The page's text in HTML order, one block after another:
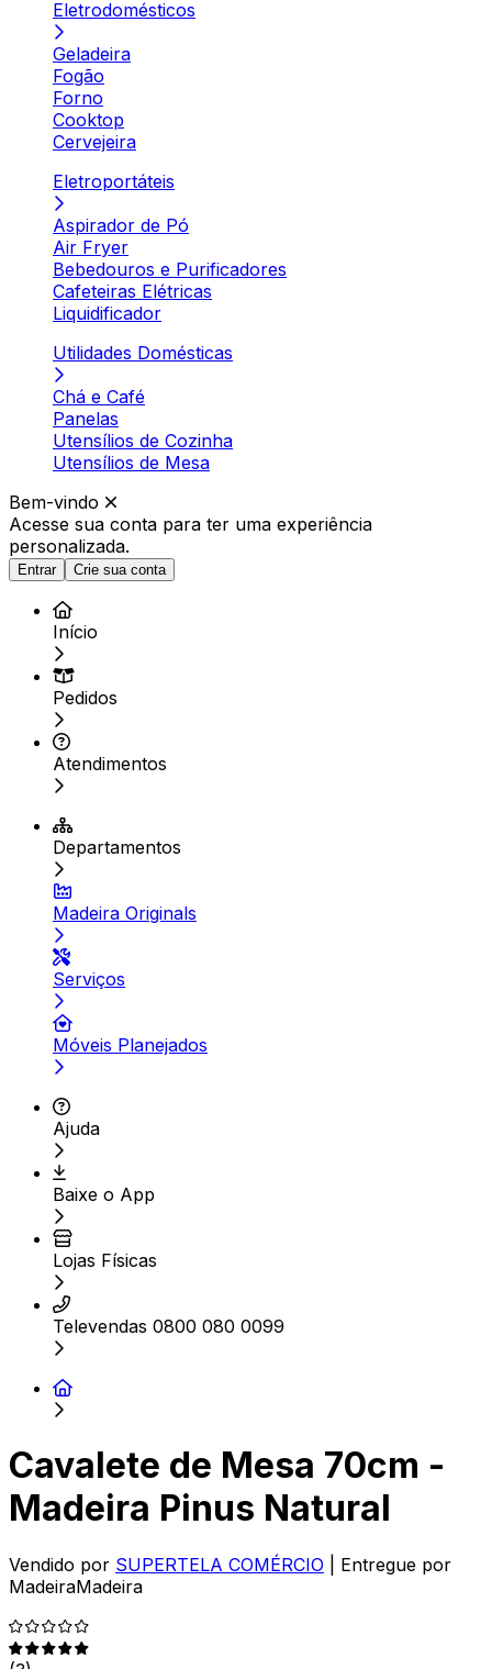
Eletrodomésticos
Geladeira
Fogão
Forno
Cooktop
Cervejeira
Eletroportáteis
Aspirador de Pó
Air Fryer
Bebedouros e Purificadores
Cafeteiras Elétricas
Liquidificador
Utilidades Domésticas
Chá e Café
Panelas
Utensílios de Cozinha
Utensílios de Mesa
Bem-vindo
Acesse sua conta para ter uma experiência
personalizada.
Entrar Crie sua conta
Início
Pedidos
Atendimentos
Departamentos
Madeira Originals
Serviços
Móveis Planejados
Ajuda
Baixe o App
Lojas Físicas
Televendas 0800 080 0099
Cavalete de Mesa 70cm -
Madeira Pinus Natural
Vendido por SUPERTELA COMÉRCIO
| Entregue por
MadeiraMadeira